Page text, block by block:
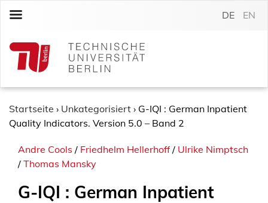
c
DE EN
Startseite › Unkategorisiert › G-IQI : German Inpatient
Quality Indicators. Version 5.0 – Band 2
Andre Cools / Friedhelm Hellerhoff/ Ulrike Nimptsch
/ Thomas Mansky
G-IQI : German Inpatient